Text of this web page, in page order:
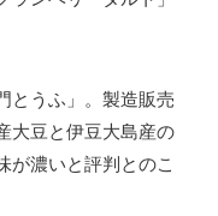
とうふ」。製造販売
大豆と伊豆大島産の
が濃いと評判とのこ